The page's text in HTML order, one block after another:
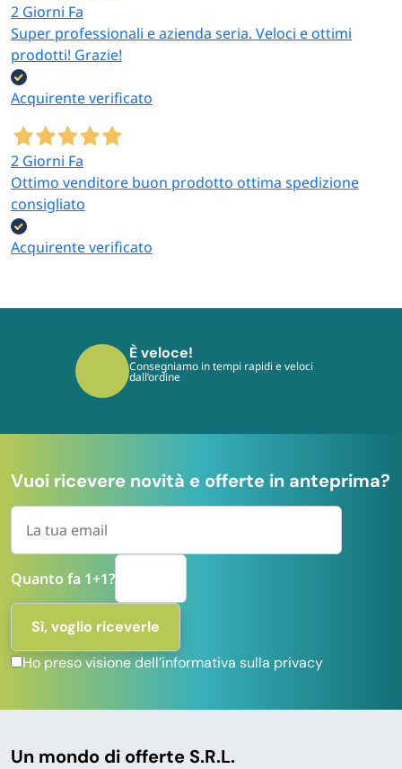
2 Giorni Fa
Super professionali e azienda seria. Veloci e ottimi
prodotti! Grazie!
Acquirente verificato
2 Giorni Fa
Ottimo venditore buon prodotto ottima spedizione
consigliato
Acquirente verificato
È sicuro!
I tuoi pagamenti sono protetti dai più
moderni protocolli
Vuoi ricevere novità e offerte in anteprima?
Quanto fa 1+1?
Ho preso visione dell’informativa sulla privacy
Un mondo di offerte S.R.L.